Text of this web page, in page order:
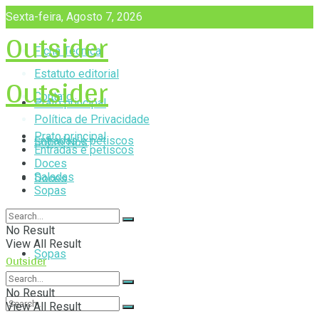
Sexta-feira, Agosto 7, 2026
Ficha Técnica
Estatuto editorial
Contato
Política de Privacidade
Sobre Nós
Outsider
Prato principal
Entradas e petiscos
Doces
Saladas
Sopas
Outsider
Prato principal
Entradas e petiscos
Doces
Saladas
Sopas
No Result
View All Result
Outsider
No Result
View All Result